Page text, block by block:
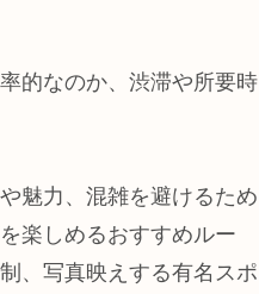
的なのか、渋滞や所要時
魅力、混雑を避けるため
楽しめるおすすめルー
、写真映えする有名スポ